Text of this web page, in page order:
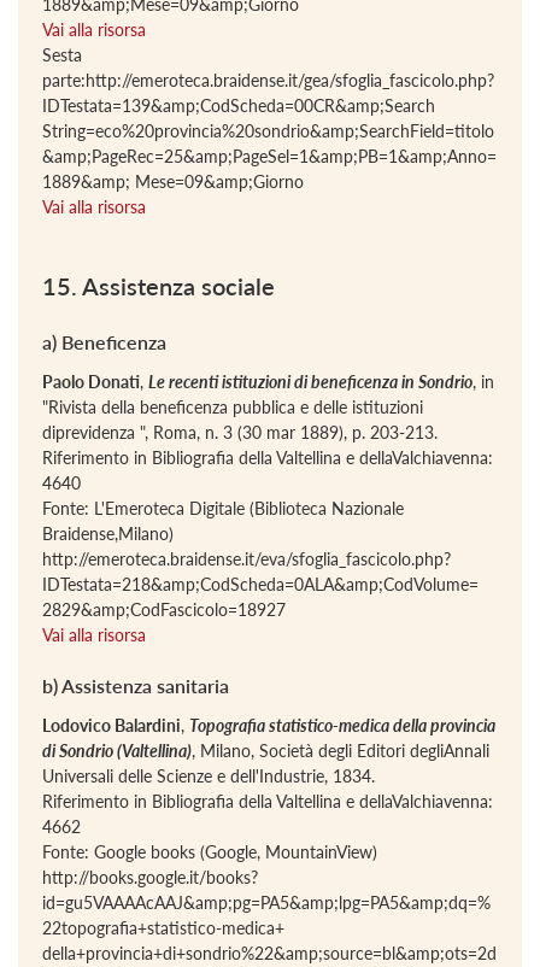
1889&amp;Mese=09&amp;Giorno
Vai alla risorsa
Sesta
parte:http://emeroteca.braidense.it/gea/sfoglia_fascicolo.php?
IDTestata=139&amp;CodScheda=00CR&amp;Search
String=eco%20provincia%20sondrio&amp;SearchField=titolo
&amp;PageRec=25&amp;PageSel=1&amp;PB=1&amp;Anno=
1889&amp; Mese=09&amp;Giorno
Vai alla risorsa
15. Assistenza sociale
a) Beneficenza
Paolo Donati, Le recenti istituzioni di beneficenza in Sondrio, in
"Rivista della beneficenza pubblica e delle istituzioni
diprevidenza ", Roma, n. 3 (30 mar 1889), p. 203-213.
Riferimento in Bibliografia della Valtellina e dellaValchiavenna:
4640
Fonte: L'Emeroteca Digitale (Biblioteca Nazionale
Braidense,Milano)
http://emeroteca.braidense.it/eva/sfoglia_fascicolo.php?
IDTestata=218&amp;CodScheda=0ALA&amp;CodVolume=
2829&amp;CodFascicolo=18927
Vai alla risorsa
b) Assistenza sanitaria
Lodovico Balardini, Topografia statistico-medica della provincia
di Sondrio (Valtellina), Milano, Società degli Editori degliAnnali
Universali delle Scienze e dell'Industrie, 1834.
Riferimento in Bibliografia della Valtellina e dellaValchiavenna:
4662
Fonte: Google books (Google, MountainView)
http://books.google.it/books?
id=gu5VAAAAcAAJ&amp;pg=PA5&amp;lpg=PA5&amp;dq=%
22topografia+statistico-medica+
della+provincia+di+sondrio%22&amp;source=bl&amp;ots=2d